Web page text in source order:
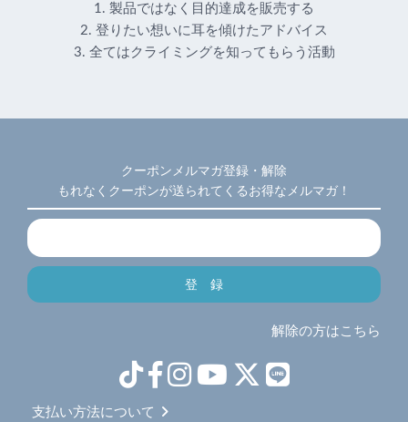
1. 製品ではなく目的達成を販売する
2. 登りたい想いに耳を傾けたアドバイス
3. 全てはクライミングを知ってもらう活動
クーポンメルマガ登録・解除
もれなくクーポンが送られてくるお得なメルマガ！
解除の方はこちら
支払い方法について